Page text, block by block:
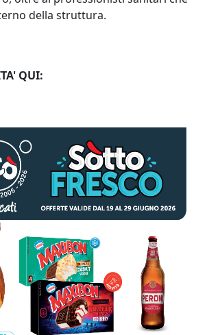
della struttura.
QUI: